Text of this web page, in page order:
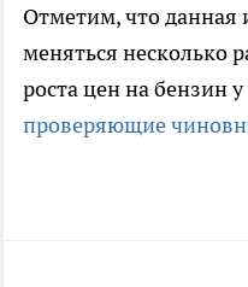
Отметим, что
меняться несколько
роста цен на бензин
проверяющие